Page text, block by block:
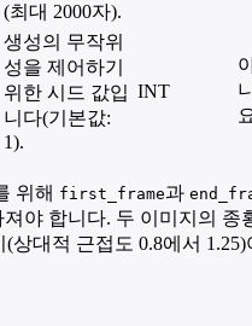
(최대 2000자).
생성의 무작위
성을 제어하기
위한 시드 값입
니다(기본값:
1).
INT
니
위해 first_frame과
야 합니다. 두 이미지의 종
(상대적 근접도 0.8에서